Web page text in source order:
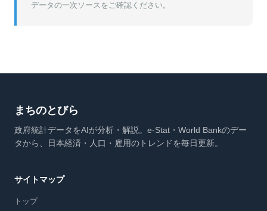
データの一次ソースをご確認ください。
まちのとびら
政府統計データをAIが分析・解説。e-Stat・World Bankのデー
タから、日本経済・人口・雇用のトレンドを毎日更新。
サイトマップ
トップ